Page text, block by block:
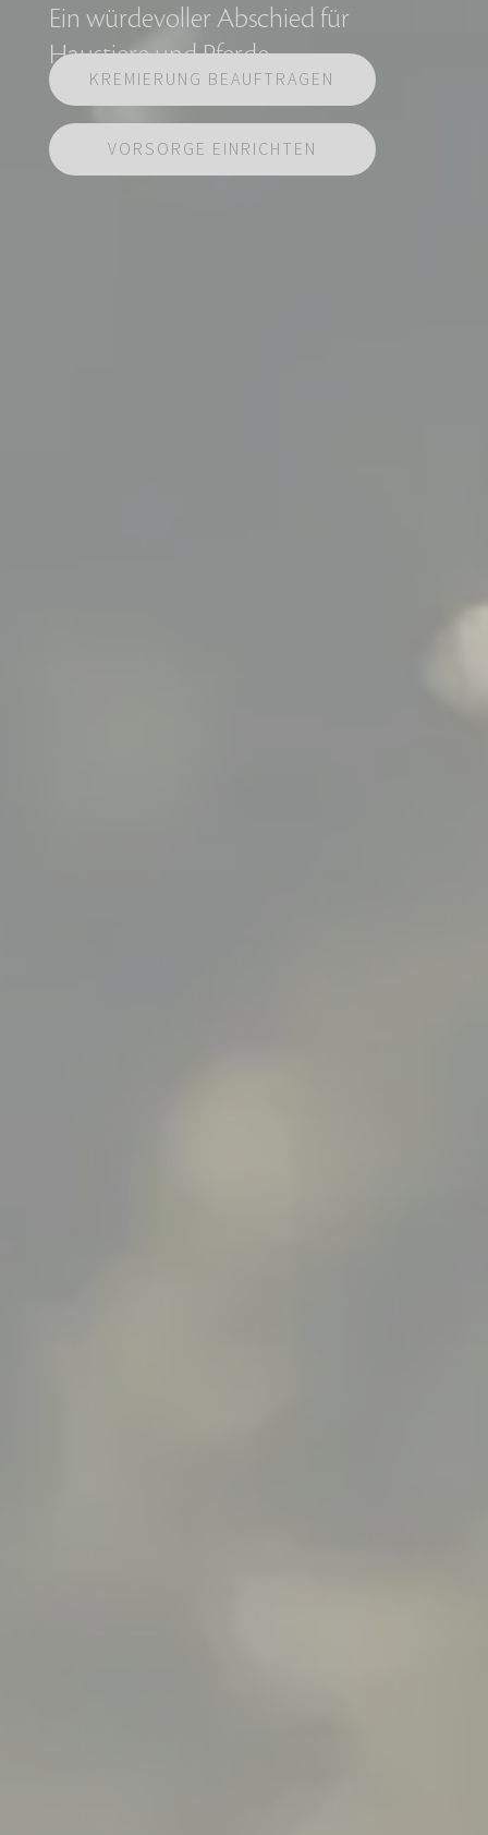
Ein würdevoller Abschied für
Haustiere und Pferde
KREMIERUNG BEAUFTRAGEN
VORSORGE EINRICHTEN